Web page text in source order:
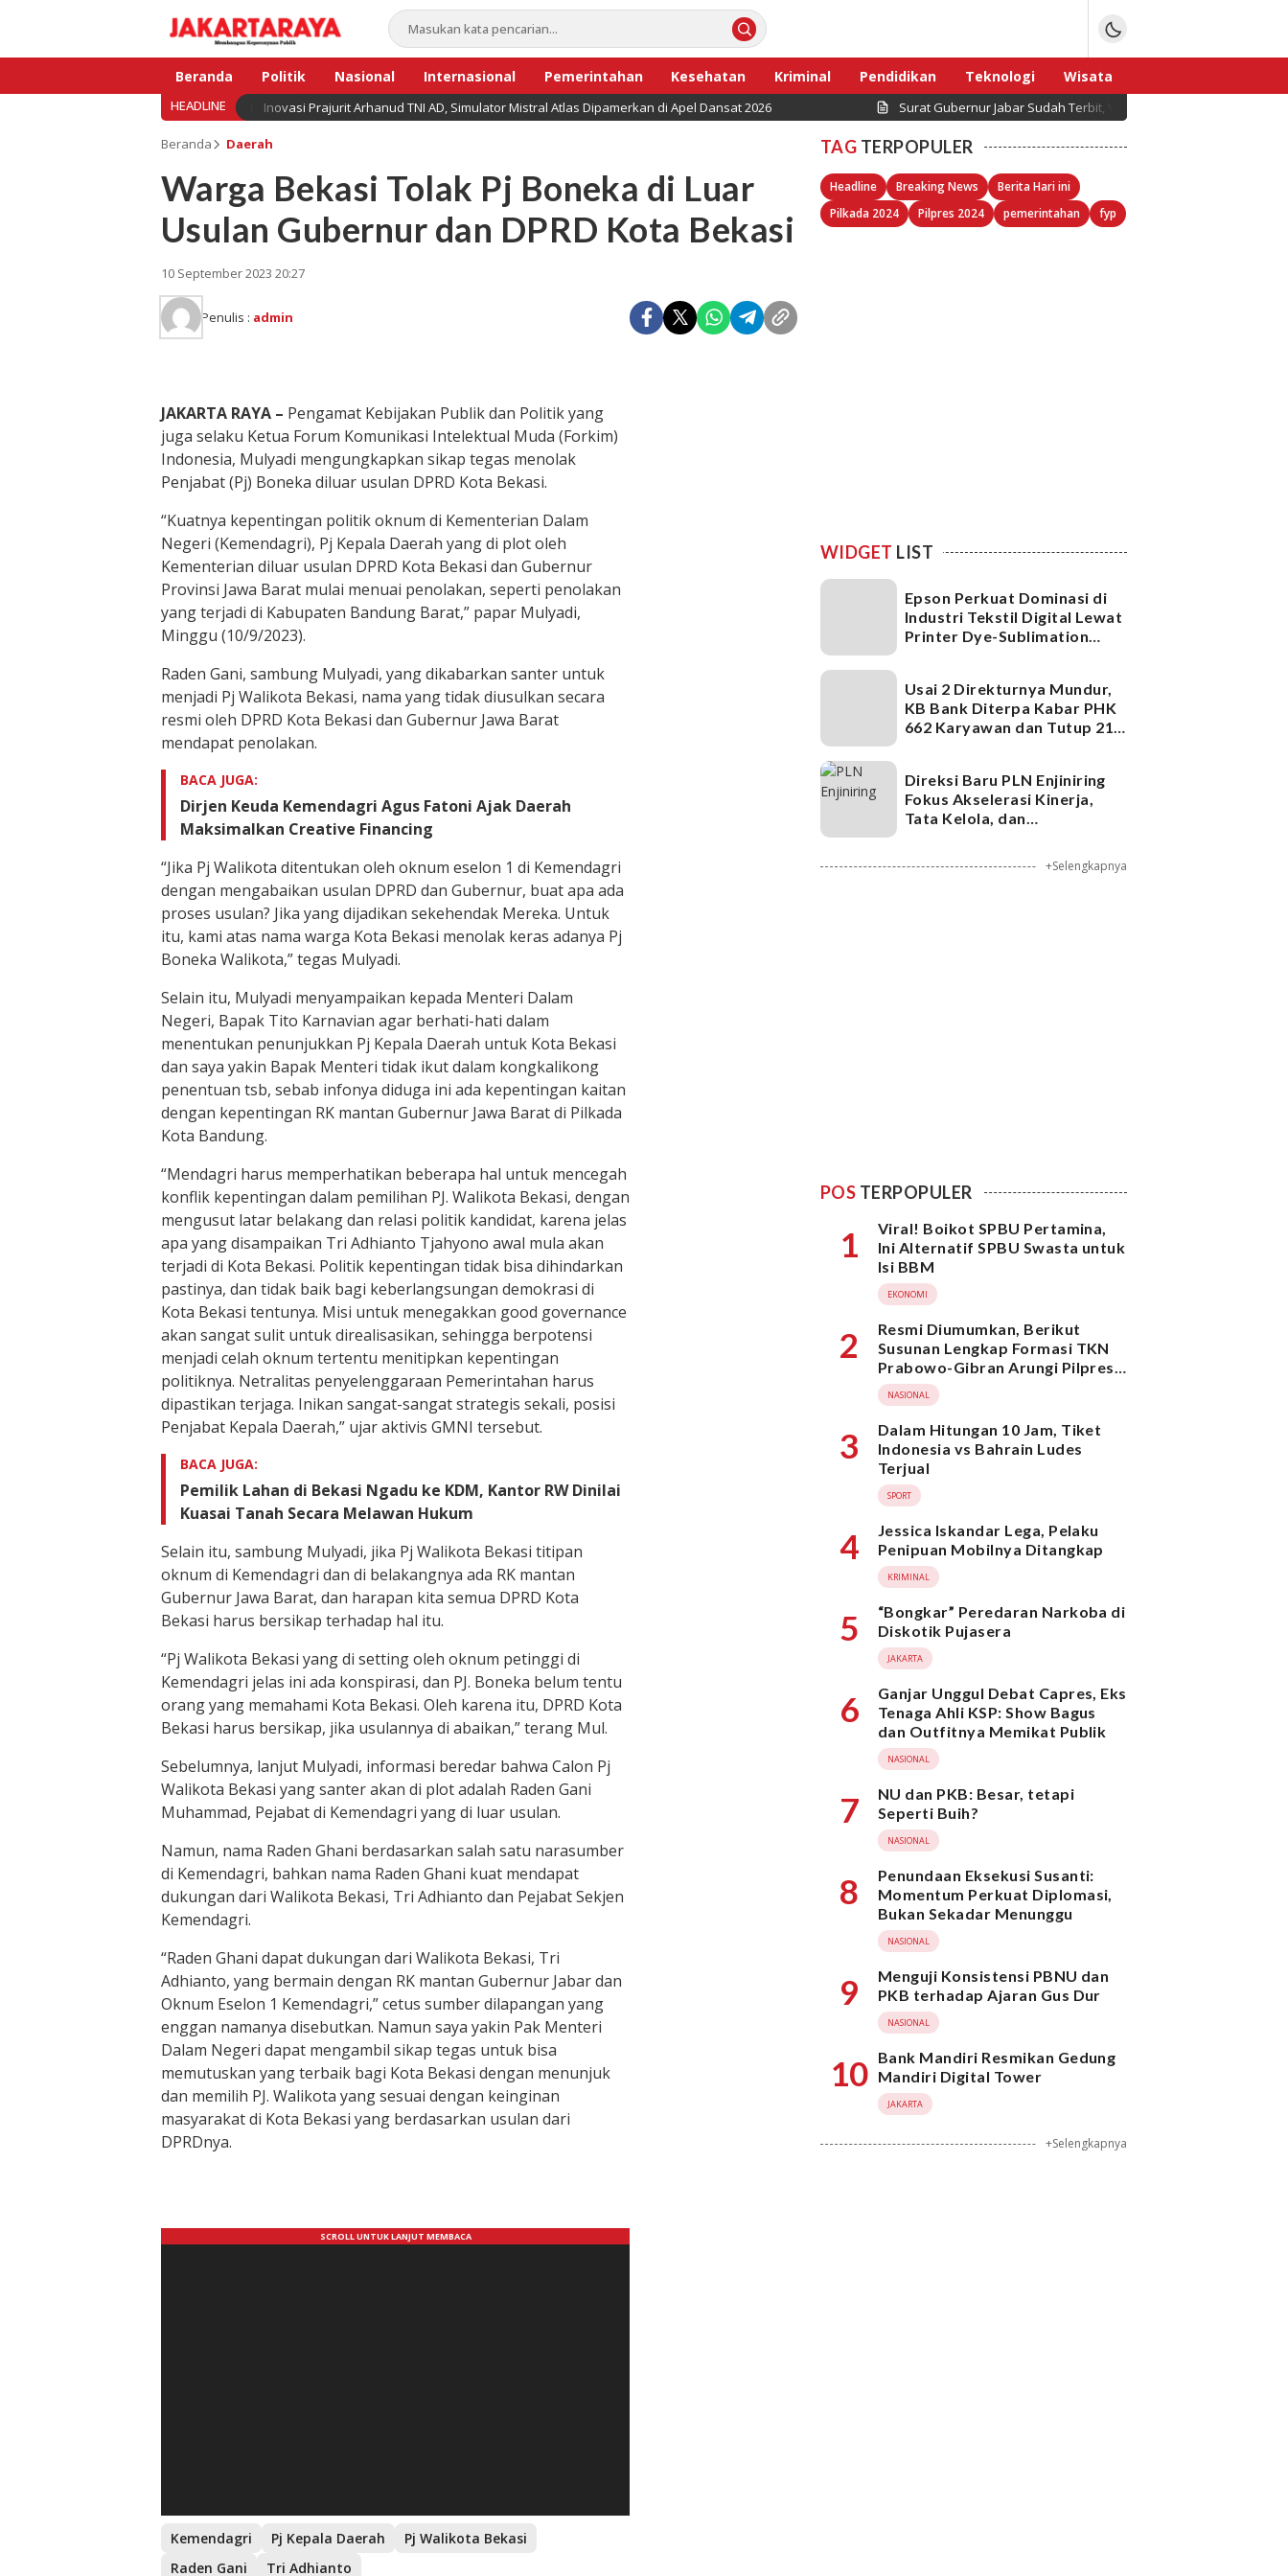
Beranda Politik Nasional Internasional Pemerintahan Kesehatan Kriminal Pendidikan Teknologi
Wisata
Bisnis
Sport
HEADLINE Inovasi Prajurit Arhanud TNI AD, Simulator Mistral Atlas Dipamerkan di Apel Dansat 2026 Surat Gubernur Jabar Sudah Terbit, Yayasan Barzilai Tagih
Beranda Daerah
Warga Bekasi Tolak Pj Boneka di Luar
Usulan Gubernur dan DPRD Kota Bekasi
10 September 2023 20:27
Penulis : admin
JAKARTA RAYA – Pengamat Kebijakan Publik dan Politik yang
juga selaku Ketua Forum Komunikasi Intelektual Muda (Forkim)
Indonesia, Mulyadi mengungkapkan sikap tegas menolak
Penjabat (Pj) Boneka diluar usulan DPRD Kota Bekasi.
“Kuatnya kepentingan politik oknum di Kementerian Dalam
Negeri (Kemendagri), Pj Kepala Daerah yang di plot oleh
Kementerian diluar usulan DPRD Kota Bekasi dan Gubernur
Provinsi Jawa Barat mulai menuai penolakan, seperti penolakan
yang terjadi di Kabupaten Bandung Barat,” papar Mulyadi,
Minggu (10/9/2023).
Raden Gani, sambung Mulyadi, yang dikabarkan santer untuk
menjadi Pj Walikota Bekasi, nama yang tidak diusulkan secara
resmi oleh DPRD Kota Bekasi dan Gubernur Jawa Barat
mendapat penolakan.
BACA JUGA:
Dirjen Keuda Kemendagri Agus Fatoni Ajak Daerah
Maksimalkan Creative Financing
“Jika Pj Walikota ditentukan oleh oknum eselon 1 di Kemendagri
dengan mengabaikan usulan DPRD dan Gubernur, buat apa ada
proses usulan? Jika yang dijadikan sekehendak Mereka. Untuk
itu, kami atas nama warga Kota Bekasi menolak keras adanya Pj
Boneka Walikota,” tegas Mulyadi.
Selain itu, Mulyadi menyampaikan kepada Menteri Dalam
Negeri, Bapak Tito Karnavian agar berhati-hati dalam
menentukan penunjukkan Pj Kepala Daerah untuk Kota Bekasi
dan saya yakin Bapak Menteri tidak ikut dalam kongkalikong
penentuan tsb, sebab infonya diduga ini ada kepentingan kaitan
dengan kepentingan RK mantan Gubernur Jawa Barat di Pilkada
Kota Bandung.
“Mendagri harus memperhatikan beberapa hal untuk mencegah
konflik kepentingan dalam pemilihan PJ. Walikota Bekasi, dengan
mengusut latar belakang dan relasi politik kandidat, karena jelas
apa yang disampaikan Tri Adhianto Tjahyono awal mula akan
terjadi di Kota Bekasi. Politik kepentingan tidak bisa dihindarkan
pastinya, dan tidak baik bagi keberlangsungan demokrasi di
Kota Bekasi tentunya. Misi untuk menegakkan good governance
akan sangat sulit untuk direalisasikan, sehingga berpotensi
menjadi celah oknum tertentu menitipkan kepentingan
politiknya. Netralitas penyelenggaraan Pemerintahan harus
dipastikan terjaga. Inikan sangat-sangat strategis sekali, posisi
Penjabat Kepala Daerah,” ujar aktivis GMNI tersebut.
BACA JUGA:
Pemilik Lahan di Bekasi Ngadu ke KDM, Kantor RW Dinilai
Kuasai Tanah Secara Melawan Hukum
Selain itu, sambung Mulyadi, jika Pj Walikota Bekasi titipan
oknum di Kemendagri dan di belakangnya ada RK mantan
Gubernur Jawa Barat, dan harapan kita semua DPRD Kota
Bekasi harus bersikap terhadap hal itu.
“Pj Walikota Bekasi yang di setting oleh oknum petinggi di
Kemendagri jelas ini ada konspirasi, dan PJ. Boneka belum tentu
orang yang memahami Kota Bekasi. Oleh karena itu, DPRD Kota
Bekasi harus bersikap, jika usulannya di abaikan,” terang Mul.
Sebelumnya, lanjut Mulyadi, informasi beredar bahwa Calon Pj
Walikota Bekasi yang santer akan di plot adalah Raden Gani
Muhammad, Pejabat di Kemendagri yang di luar usulan.
Namun, nama Raden Ghani berdasarkan salah satu narasumber
di Kemendagri, bahkan nama Raden Ghani kuat mendapat
dukungan dari Walikota Bekasi, Tri Adhianto dan Pejabat Sekjen
Kemendagri.
“Raden Ghani dapat dukungan dari Walikota Bekasi, Tri
Adhianto, yang bermain dengan RK mantan Gubernur Jabar dan
Oknum Eselon 1 Kemendagri,” cetus sumber dilapangan yang
enggan namanya disebutkan. Namun saya yakin Pak Menteri
Dalam Negeri dapat mengambil sikap tegas untuk bisa
memutuskan yang terbaik bagi Kota Bekasi dengan menunjuk
dan memilih PJ. Walikota yang sesuai dengan keinginan
masyarakat di Kota Bekasi yang berdasarkan usulan dari
DPRDnya.
Kemendagri Pj Kepala Daerah
Pj Walikota Bekasi
Raden Gani
Tri Adhianto
TAG TERPOPULER
Headline Breaking News
Berita Hari ini
Pilkada 2024
Pilpres 2024 pemerintahan fyp
WIDGET LIST
Epson Perkuat Dominasi di
Industri Tekstil Digital Lewat
Printer Dye-Sublimation
Usai 2 Direkturnya Mundur,
KB Bank Diterpa Kabar PHK
662 Karyawan dan Tutup 21
Direksi Baru PLN Enjiniring
Fokus Akselerasi Kinerja,
Tata Kelola, dan
+Selengkapnya
POS TERPOPULER
1
Viral! Boikot SPBU Pertamina,
Ini Alternatif SPBU Swasta untuk
Isi BBM
EKONOMI
2
Resmi Diumumkan, Berikut
Susunan Lengkap Formasi TKN
Prabowo-Gibran Arungi Pilpres
2024, Ada Ridwan Kamil hingga
Suami Yenny Wahid
NASIONAL
3
Dalam Hitungan 10 Jam, Tiket
Indonesia vs Bahrain Ludes
Terjual
SPORT
4
Jessica Iskandar Lega, Pelaku
Penipuan Mobilnya Ditangkap
KRIMINAL
5
“Bongkar” Peredaran Narkoba di
Diskotik Pujasera
JAKARTA
6
Ganjar Unggul Debat Capres, Eks
Tenaga Ahli KSP: Show Bagus
dan Outfitnya Memikat Publik
NASIONAL
7
NU dan PKB: Besar, tetapi
Seperti Buih?
NASIONAL
8
Penundaan Eksekusi Susanti:
Momentum Perkuat Diplomasi,
Bukan Sekadar Menunggu
NASIONAL
9
Menguji Konsistensi PBNU dan
PKB terhadap Ajaran Gus Dur
NASIONAL
10 Bank Mandiri Resmikan Gedung
Mandiri Digital Tower
JAKARTA
+Selengkapnya